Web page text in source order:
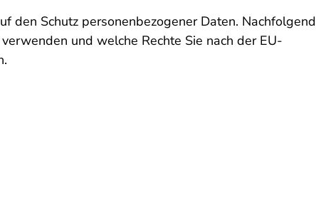
den Schutz personenbezogener Daten. Nachfolgend
und welche Rechte Sie nach der EU-